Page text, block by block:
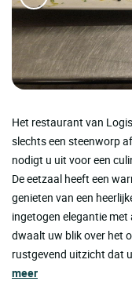
Het restaurant van
slechts een steenworp
nodigt u uit voor een
De eetzaal heeft een
genieten van een
ingetogen elegantie
dwaalt uw blik over het
rustgevend uitzicht dat
meer